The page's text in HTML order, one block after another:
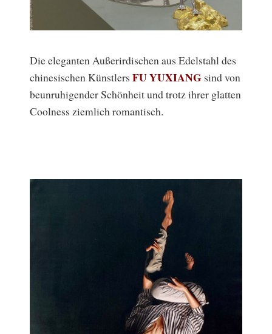
Die eleganten Außerirdischen aus Edelstahl des
chinesischen Künstlers FU YUXIANGsind von
beunruhigender Schönheit und trotz ihrer glatten
Coolness ziemlich romantisch.